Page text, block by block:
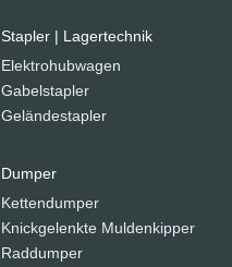
Stapler | Lagertechnik
Elektrohubwagen
Gabelstapler
Geländestapler
Dumper
Kettendumper
Knickgelenkte Muldenkipper
Raddumper